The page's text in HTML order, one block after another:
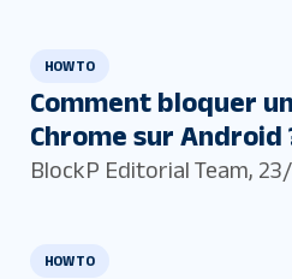
HOW TO
Comment bloquer
Chrome sur Android
BlockP Editorial Team,
HOW TO